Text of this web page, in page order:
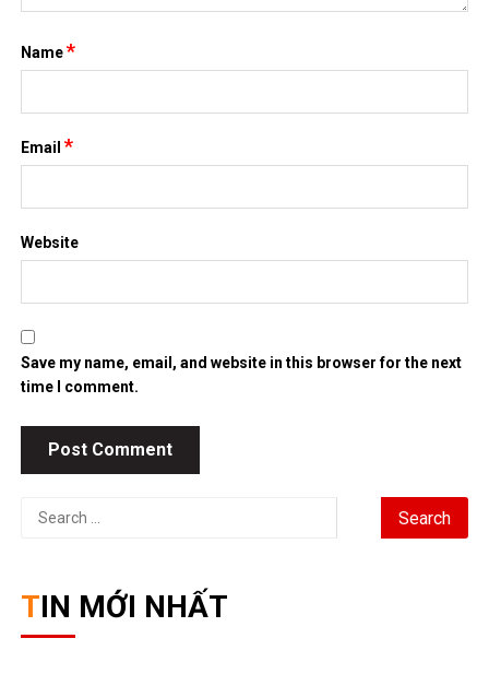
Name*
Email*
Website
Save my name, email, and website in this browser for the next
time I comment.
Search
TIN MỚI NHẤT